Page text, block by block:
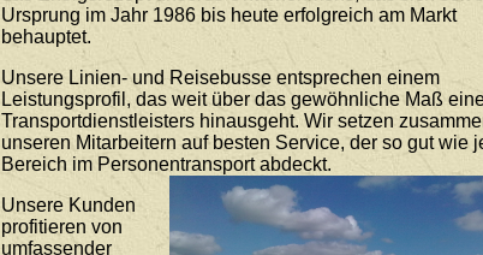
Ursprung im Jahr 1986 bis heute erfolgreich am Markt
behauptet.
Unsere Linien- und Reisebusse entsprechen einem
Leistungsprofil, das weit über das gewöhnliche Maß
Transportdienstleisters hinausgeht. Wir setzen
unseren Mitarbeitern auf besten Service, der so gut wie
Bereich im Personentransport abdeckt.
Unsere Kunden
profitieren von
umfassender